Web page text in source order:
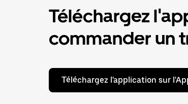
Téléchargez
commander un
Téléchargez l'application sur